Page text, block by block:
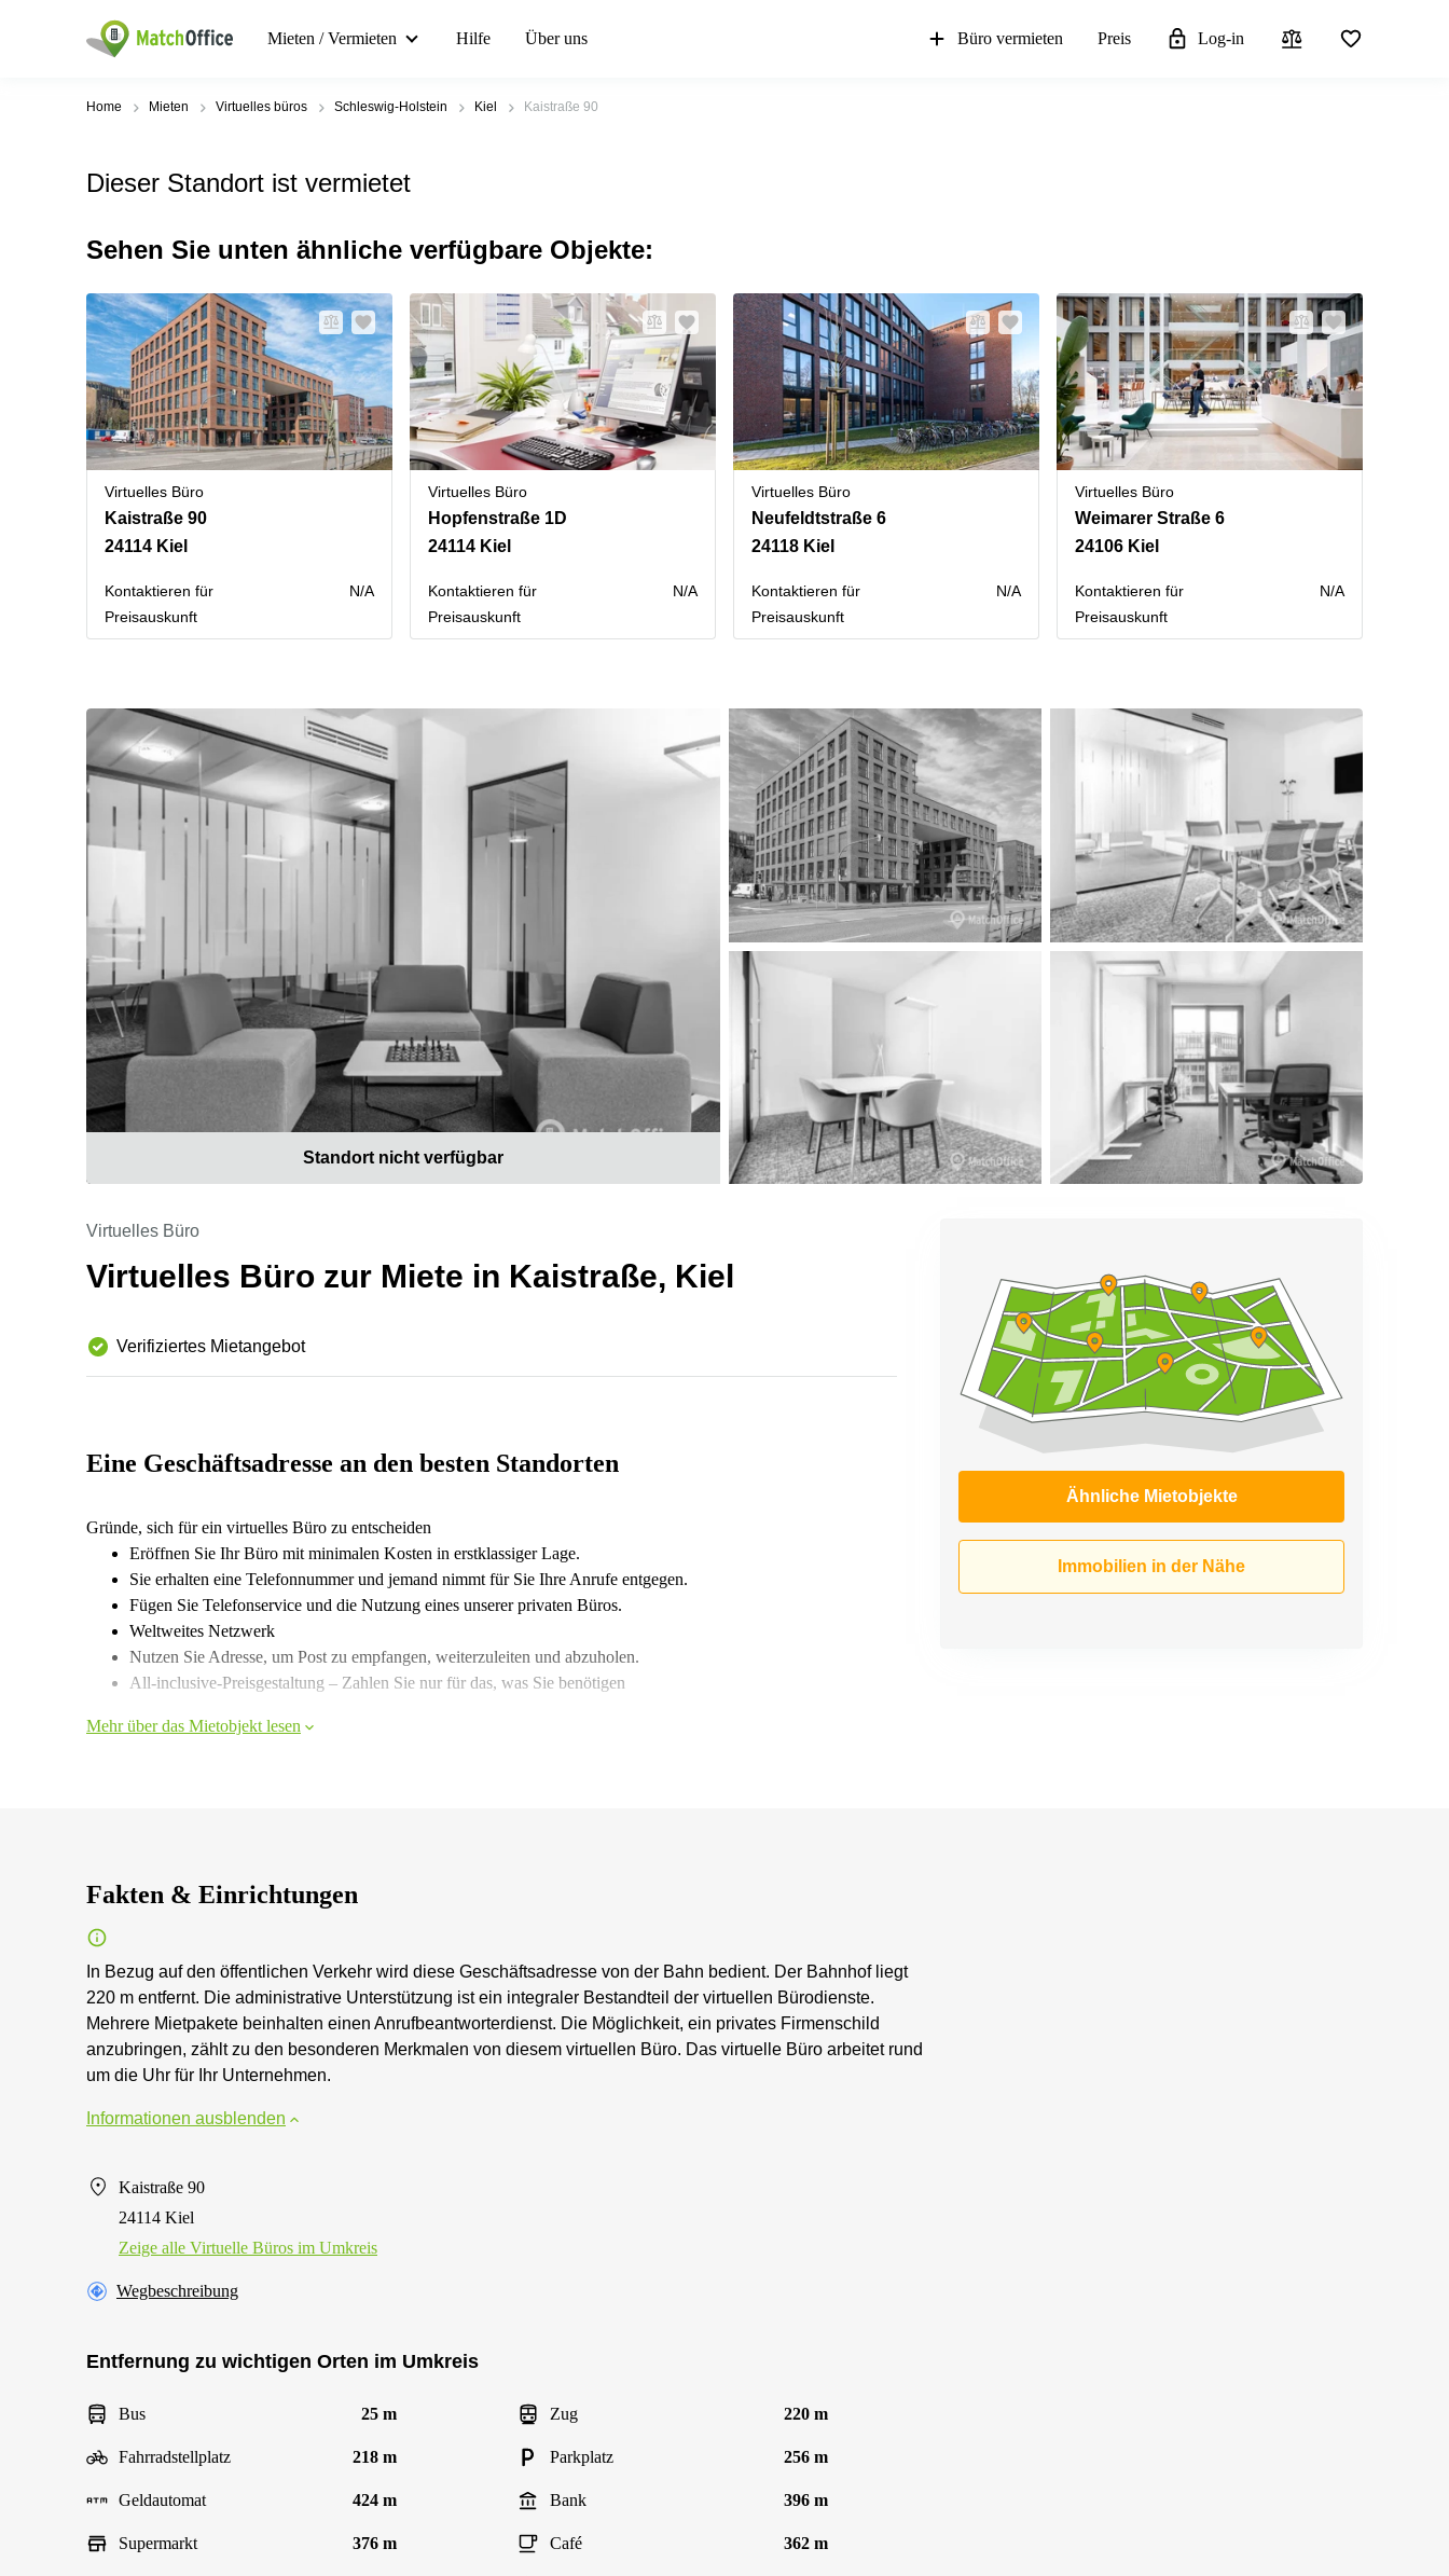
Mieten / Vermieten Hilfe Über uns Büro vermieten Preis Log-in
Home Mieten Virtuelles büros Schleswig-Holstein Kiel Kaistraße 90
Dieser Standort ist vermietet
Sehen Sie unten ähnliche verfügbare Objekte:
Virtuelles Büro
Kaistraße 90
24114 Kiel
Kontaktieren für
Preisauskunft
N/A
Virtuelles Büro
Hopfenstraße 1D
24114 Kiel
Kontaktieren für
Preisauskunft
N/A
Virtuelles Büro
Neufeldtstraße 6
24118 Kiel
Kontaktieren für
Preisauskunft
N/A
Virtuelles Büro
Weimarer Straße 6
24106 Kiel
Kontaktieren für
Preisauskunft
N/A
Standort nicht verfügbar
Virtuelles Büro
Virtuelles Büro zur Miete in Kaistraße, Kiel
Verifiziertes Mietangebot
Ähnliche Mietobjekte
Immobilien in der Nähe
Eine Geschäftsadresse an den besten Standorten
Gründe, sich für ein virtuelles Büro zu entscheiden
Eröffnen Sie Ihr Büro mit minimalen Kosten in erstklassiger Lage.
Sie erhalten eine Telefonnummer und jemand nimmt für Sie Ihre Anrufe entgegen.
Fügen Sie Telefonservice und die Nutzung eines unserer privaten Büros.
Weltweites Netzwerk
Nutzen Sie Adresse, um Post zu empfangen, weiterzuleiten und abzuholen.
All-inclusive-Preisgestaltung – Zahlen Sie nur für das, was Sie benötigen
Mehr über das Mietobjekt lesen
Fakten & Einrichtungen
In Bezug auf den öffentlichen Verkehr wird diese Geschäftsadresse von der Bahn bedient. Der Bahnhof liegt
220 m entfernt. Die administrative Unterstützung ist ein integraler Bestandteil der virtuellen Bürodienste.
Mehrere Mietpakete beinhalten einen Anrufbeantworterdienst. Die Möglichkeit, ein privates Firmenschild
anzubringen, zählt zu den besonderen Merkmalen von diesem virtuellen Büro. Das virtuelle Büro arbeitet rund
um die Uhr für Ihr Unternehmen.
Informationen ausblenden
Kaistraße 90
24114 Kiel
Zeige alle Virtuelle Büros im Umkreis
Wegbeschreibung
Entfernung zu wichtigen Orten im Umkreis
Bus 25 m Zug 220 m
Fahrradstellplatz 218 m Parkplatz 256 m
Geldautomat 424 m Bank 396 m
Supermarkt 376 m Café 362 m